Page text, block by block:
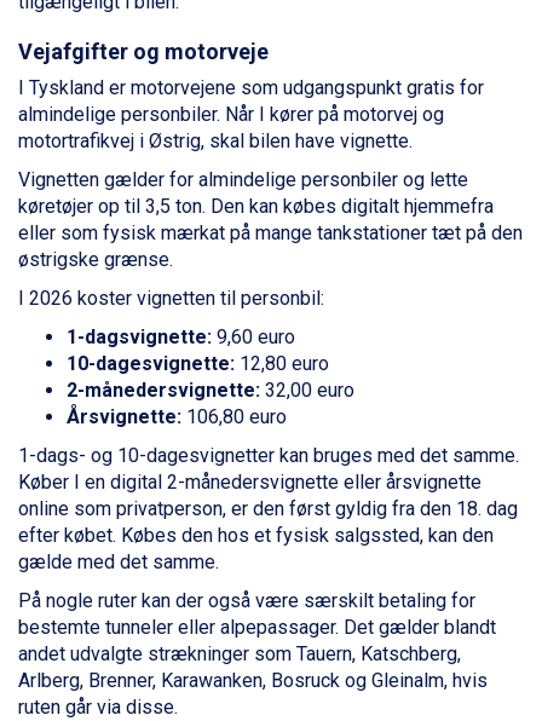
Ponte di Legno fra DKK 4.745
Bad Gastein fra DKK 4.195
Alleghe fra DKK 5.595
Sauze dOulx fra DKK 4.045
Arabba fra DKK 7.045
La Thuile fra DKK 4.595
Val Thorens fra DKK 5.395
Cervinia fra DKK 5.295
Passo Tonale fra DKK 3.795
Saalbach fra DKK 5.945
Sölden fra DKK 8.445
Bad Hofgastein fra DKK 5.495
Champoluc fra DKK 3.795
Sestriere fra DKK 4.395
Fieberbrunn fra DKK 6.145
Wagrain fra DKK 4.645
Ischgl fra DKK 7.095
St. Anton fra DKK 7.245
Zell am See fra DKK 4.095
Livigno fra DKK 4.145
Ponte di Legno fra DKK 4.745
Bad Gastein fra DKK 4.195
Alleghe fra DKK 5.595
Sauze dOulx fra DKK 4.045
Arabba fra DKK 7.045
Vejafgifter og motorveje
I Tyskland er motorvejene som udgangspunkt gratis for
almindelige personbiler. Når I kører på motorvej og
motortrafikvej i Østrig, skal bilen have vignette.
Vignetten gælder for almindelige personbiler og lette
køretøjer op til 3,5 ton. Den kan købes digitalt hjemmefra
eller som fysisk mærkat på mange tankstationer tæt på den
østrigske grænse.
I 2026 koster vignetten til personbil:
1-dagsvignette: 9,60 euro
10-dagesvignette: 12,80 euro
2-månedersvignette: 32,00 euro
Årsvignette: 106,80 euro
1-dags- og 10-dagesvignetter kan bruges med det samme.
Køber I en digital 2-månedersvignette eller årsvignette
online som privatperson, er den først gyldig fra den 18. dag
efter købet. Købes den hos et fysisk salgssted, kan den
gælde med det samme.
På nogle ruter kan der også være særskilt betaling for
bestemte tunneler eller alpepassager. Det gælder blandt
andet udvalgte strækninger som Tauern, Katschberg,
Arlberg, Brenner, Karawanken, Bosruck og Gleinalm, hvis
ruten går via disse.